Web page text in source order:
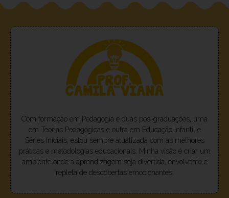
Com formação em Pedagogia e duas pós-graduações, uma
em Teorias Pedagógicas e outra em Educação Infantil e
Séries Iniciais, estou sempre atualizada com as melhores
práticas e metodologias educacionais. Minha visão é criar um
ambiente onde a aprendizagem seja divertida, envolvente e
repleta de descobertas emocionantes.